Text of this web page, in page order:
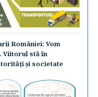
României: Vom
Viitorul stă în
şi societate